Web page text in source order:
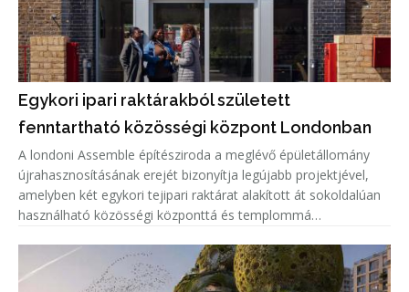
Egykori ipari raktárakból született
fenntartható közösségi központ Londonban
A londoni Assemble építésziroda a meglévő épületállomány
újrahasznosításának erejét bizonyítja legújabb projektjével,
amelyben két egykori tejipari raktárat alakított át sokoldalúan
használható közösségi központtá és templommá
Church és a Community